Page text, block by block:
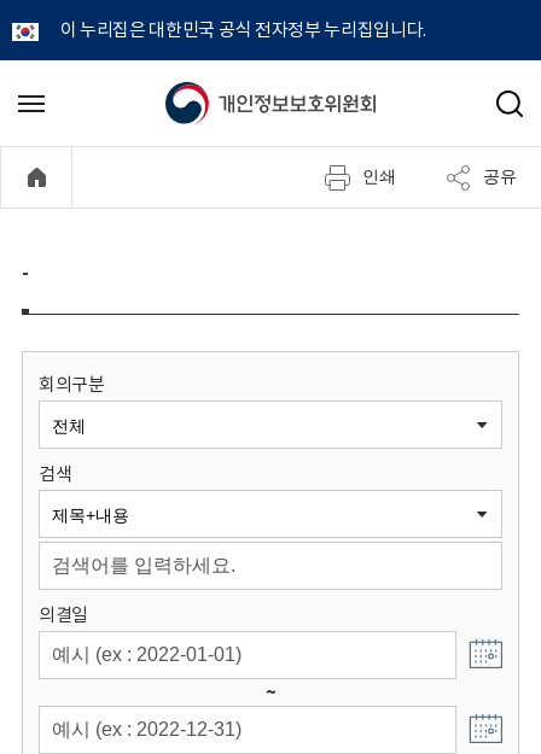
이 누리집은 대한민국 공식 전자정부 누리집입니다.
개
정
보
원
회
메
기
검
인쇄 공유
-
회의구분
검색
의결일
~